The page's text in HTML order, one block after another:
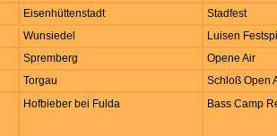
Eisenhüttenstadt
Stadfest
Wunsiedel
Luisen
Spremberg
Opene Air
Torgau
Schloß Open
Hofbieber bei Fulda Bass Camp